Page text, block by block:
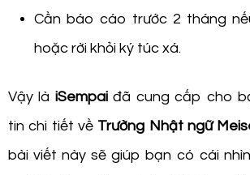
Cần báo cáo trước 2 tháng
hoặc rời khỏi ký túc xá.
Vậy là iSempaiđã cung cấp cho
tin chi tiết về Trường Nhật ngữ
bài viết này sẽ giúp bạn có cái